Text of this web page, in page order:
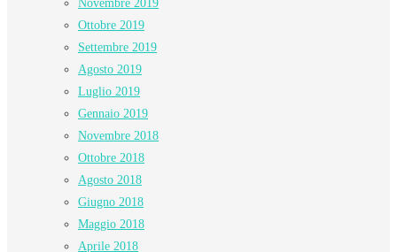
Novembre 2019
Ottobre 2019
Settembre 2019
Agosto 2019
Luglio 2019
Gennaio 2019
Novembre 2018
Ottobre 2018
Agosto 2018
Giugno 2018
Maggio 2018
Aprile 2018